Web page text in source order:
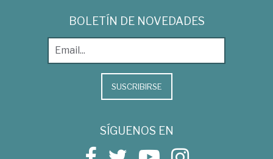
BOLETÍN DE NOVEDADES
SUSCRIBIRSE
SÍGUENOS EN